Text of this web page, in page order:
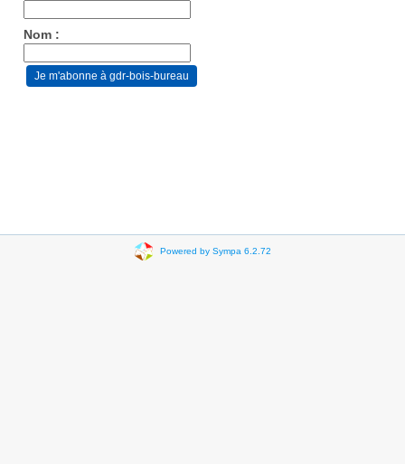
Nom :
Powered by Sympa 6.2.72